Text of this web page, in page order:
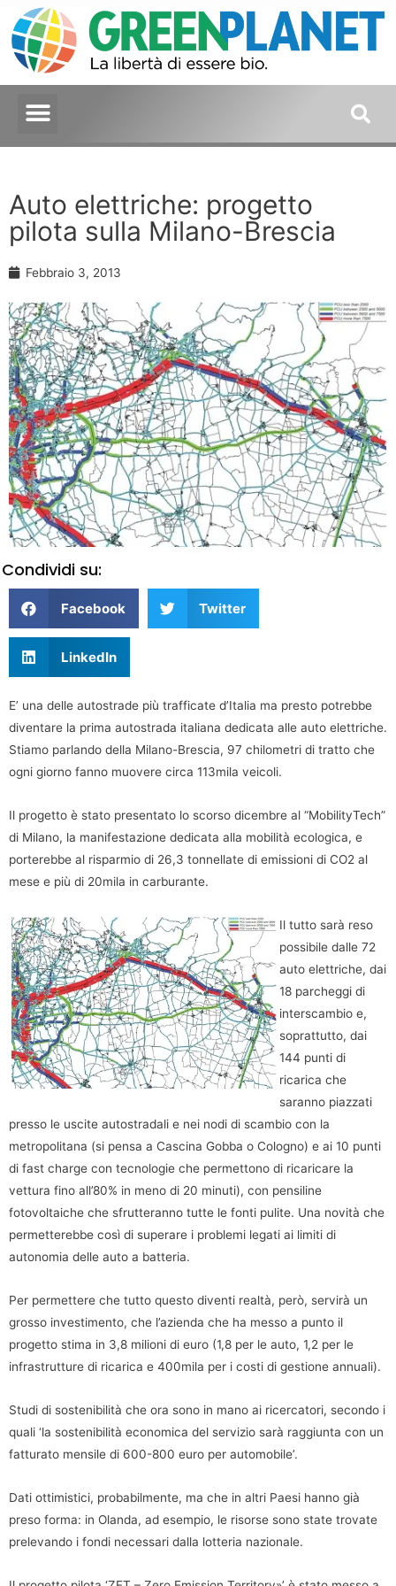
Auto elettriche: progetto
pilota sulla Milano-Brescia
Febbraio 3, 2013
Condividi su:
Facebook Twitter
LinkedIn
E’ una delle autostrade più trafficate d’Italia ma presto potrebbe
diventare la prima autostrada italiana dedicata alle auto elettriche.
Stiamo parlando della Milano-Brescia, 97 chilometri di tratto che
ogni giorno fanno muovere circa 113mila veicoli.
Il progetto è stato presentato lo scorso dicembre al “MobilityTech”
di Milano, la manifestazione dedicata alla mobilità ecologica, e
porterebbe al risparmio di 26,3 tonnellate di emissioni di CO2 al
mese e più di 20mila in carburante.
Il tutto sarà reso
possibile dalle 72
auto elettriche, dai
18 parcheggi di
interscambio e,
soprattutto, dai
144 punti di
ricarica che
saranno piazzati
presso le uscite autostradali e nei nodi di scambio con la
metropolitana (si pensa a Cascina Gobba o Cologno) e ai 10 punti
di fast charge con tecnologie che permettono di ricaricare la
vettura fino all’80% in meno di 20 minuti), con pensiline
fotovoltaiche che sfrutteranno tutte le fonti pulite. Una novità che
permetterebbe così di superare i problemi legati ai limiti di
autonomia delle auto a batteria.
Per permettere che tutto questo diventi realtà, però, servirà un
grosso investimento, che l’azienda che ha messo a punto il
progetto stima in 3,8 milioni di euro (1,8 per le auto, 1,2 per le
infrastrutture di ricarica e 400mila per i costi di gestione annuali).
Studi di sostenibilità che ora sono in mano ai ricercatori, secondo i
quali ‘la sostenibilità economica del servizio sarà raggiunta con un
fatturato mensile di 600-800 euro per automobile’.
Dati ottimistici, probabilmente, ma che in altri Paesi hanno già
preso forma: in Olanda, ad esempio, le risorse sono state trovate
prelevando i fondi necessari dalla lotteria nazionale.